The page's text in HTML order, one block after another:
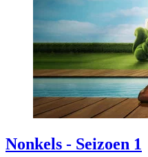
Nonkels - Seizoen 1